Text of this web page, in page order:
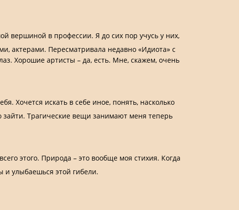
вершиной в профессии. Я до сих пор учусь у них,
актерами. Пересматривала недавно «Идиота» с
Хорошие артисты – да, есть. Мне, скажем, очень
Хочется искать в себе иное, понять, насколько
зайти. Трагические вещи занимают меня теперь
этого. Природа – это вообще моя стихия. Когда
и улыбаешься этой гибели.